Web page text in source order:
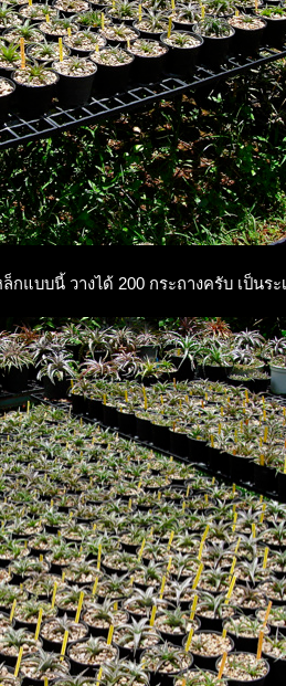
กแบบนี้ วางได้ 200 กระถางครับ เป็นร